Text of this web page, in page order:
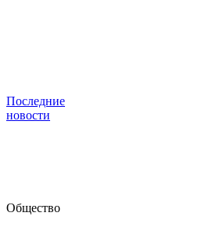
Последние
новости
Общество